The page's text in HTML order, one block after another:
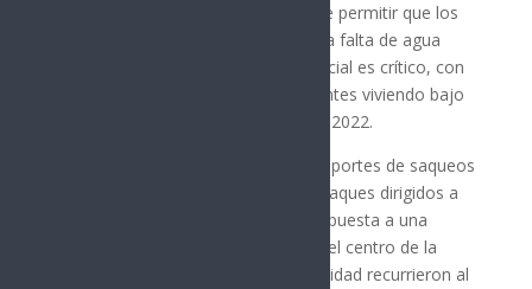
mejorar las condiciones de vida y de permitir que los
cortes frecuentes de electricidad y la falta de agua
alteraran el día a día. El contexto social es crítico, con
el 75% de los 30 millones de habitantes viviendo bajo
la línea de pobreza, según datos de 2022.
La protesta se tornó violenta con reportes de saqueos
a establecimientos comerciales y ataques dirigidos a
viviendas de figuras políticas. En respuesta a una
multitud que intentó marchar hacia el centro de la
ciudad el lunes, las fuerzas de seguridad recurrieron al